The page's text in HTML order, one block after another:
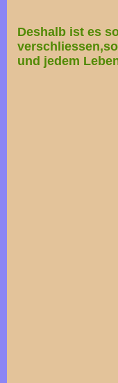
Deshalb ist es
und jedem